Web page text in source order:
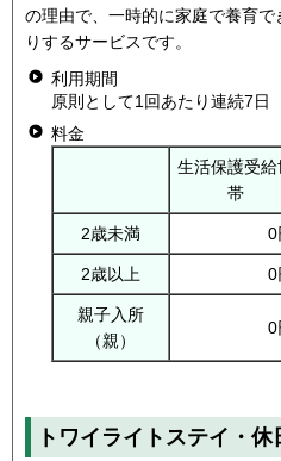
の理由で、一時的に家庭で養育
りするサービスです。
利用期間
原則として1回あたり連続7日
料金
生活保護受給
帯
2歳未満 0
2歳以上 0
親子入所
（親）
0
トワイライトステイ・休